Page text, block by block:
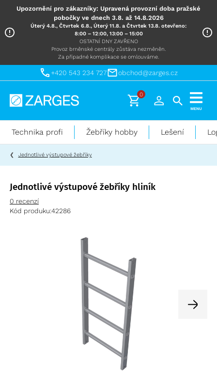
Upozornění pro zákazníky: Upravená provozní doba pražské
pobočky ve dnech 3.8. až 14.8.2026
Úterý 4.8., Čtvrtek 6.8., Úterý 11.8. a Čtvrtek 13.8. otevřeno:
8:00 – 12:00, 13:00 – 15:00
OSTATNÍ DNY ZAVŘENO
Provoz brněnské centrály zůstáva nezměněn.
Za případné komplikace se omlouváme.
+420 543 234 727 obchod@zarges.cz
Technika
práci
výškách
0
MENU
Technika profi Žebříky hobby Lešení
Jednotlivé výstupové žebříky
Jednotlivé výstupové žebříky hliník
0 recenzí
Kód produku:42286